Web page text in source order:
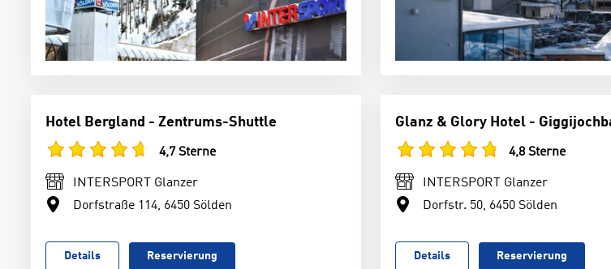
Hotel Bergland - Zentrums-Shuttle
4,7 Sterne
INTERSPORT Glanzer
Dorfstraße 114, 6450 Sölden
Details Reservierung
Glanz & Glory Hotel -
4,8 Sterne
INTERSPORT Glanzer
Dorfstr. 50, 6450 Sölden
Details Reservierung